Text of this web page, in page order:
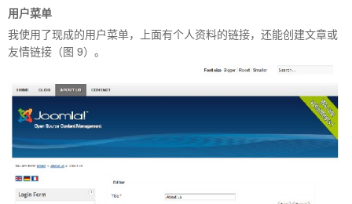
用户菜单
我使用了现成的用户菜单，上面有个人资料的链接，还能创建文章或
友情链接（图 9）。